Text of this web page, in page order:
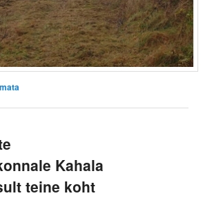
Kahala
teine koht